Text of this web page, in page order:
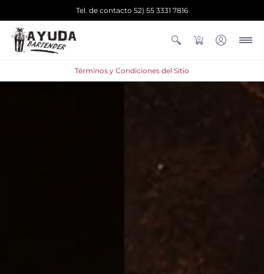
Tel. de contacto 52) 55 3331 7816
0
Términos y Condiciones del Sitio